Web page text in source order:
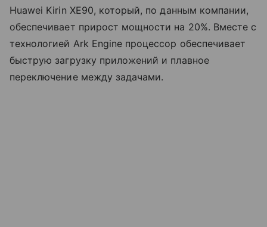
Huawei Kirin XE90, который, по данным компании,
обеспечивает прирост мощности на 20%. Вместе с
технологией Ark Engine процессор обеспечивает
быструю загрузку приложений и плавное
переключение между задачами.